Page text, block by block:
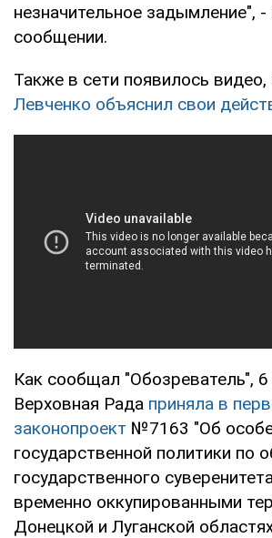
незначительное задымление", -
сообщении.
Также в сети появилось
Левченко объяснил свои
Как сообщал "Обозреватель",
Верховная Рада приняла в
законопроект №7163 "Об
государственной политики по
государственного
временно оккупированными
Донецкой и Луганской